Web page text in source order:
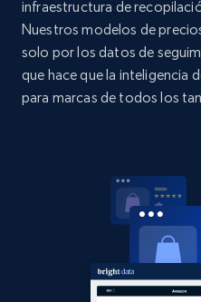
2.1K+ 375+
Title, Seller name,
price, Currency,
2.1K+
infraestructura de
Nuestros modelos de
solo por los datos de
que hace que la inteligencia
para marcas de todos los